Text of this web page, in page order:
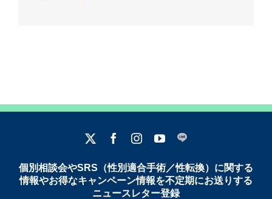
個別相談会やSRS（性別適合手術／性転換）に関する
情報やお得なキャンペーン情報を不定期にお送りする
ニュースレター登録